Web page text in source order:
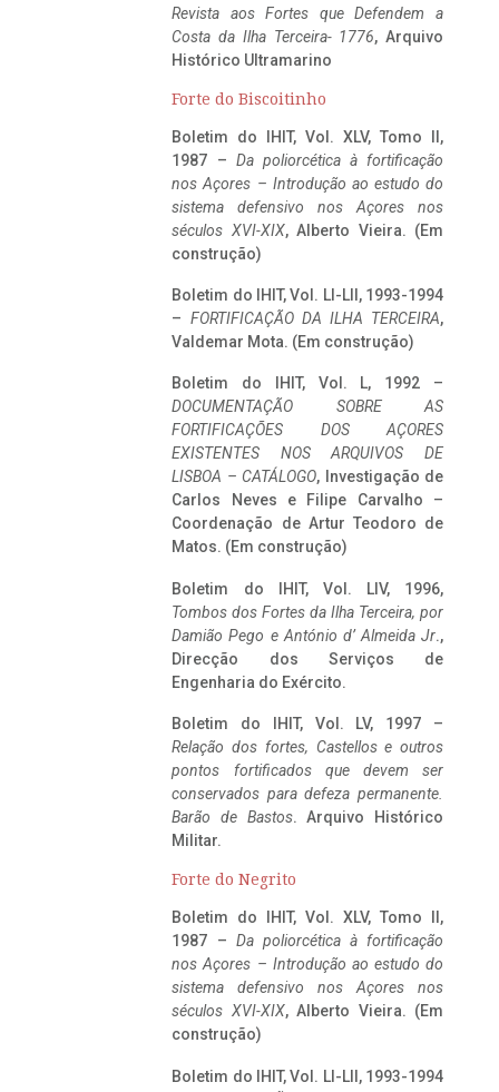
Revista aos Fortes que Defendem a
Costa da Ilha Terceira- 1776, Arquivo
Histórico Ultramarino
Forte do Biscoitinho
Boletim do IHIT, Vol. XLV, Tomo II,
1987 – Da poliorcética à fortificação
nos Açores – Introdução ao estudo do
sistema defensivo nos Açores nos
séculos XVI-XIX, Alberto Vieira. (Em
construção)
Boletim do IHIT, Vol. LI-LII, 1993-1994
– FORTIFICAÇÃO DA ILHA TERCEIRA,
Valdemar Mota. (Em construção)
Boletim do IHIT, Vol. L, 1992 –
DOCUMENTAÇÃO SOBRE AS
FORTIFICAÇÕES DOS AÇORES
EXISTENTES NOS ARQUIVOS DE
LISBOA – CATÁLOGO, Investigação de
Carlos Neves e Filipe Carvalho –
Coordenação de Artur Teodoro de
Matos. (Em construção)
Boletim do IHIT, Vol. LIV, 1996,
Tombos dos Fortes da Ilha Terceira, por
Damião Pego e António d’ Almeida Jr.,
Direcção dos Serviços de
Engenharia do Exército.
Boletim do IHIT, Vol. LV, 1997 –
Relação dos fortes, Castellos e outros
pontos fortificados que devem ser
conservados para defeza permanente.
Barão de Bastos. Arquivo Histórico
Militar.
Forte do Negrito
Boletim do IHIT, Vol. XLV, Tomo II,
1987 – Da poliorcética à fortificação
nos Açores – Introdução ao estudo do
sistema defensivo nos Açores nos
séculos XVI-XIX, Alberto Vieira. (Em
construção)
Boletim do IHIT, Vol. LI-LII, 1993-1994